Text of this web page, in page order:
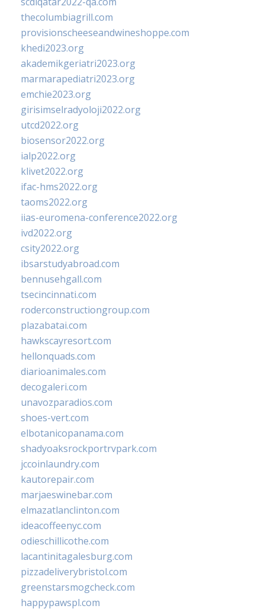
thecolumbiagrill.com
provisionscheeseandwineshoppe.com
khedi2023.org
akademikgeriatri2023.org
marmarapediatri2023.org
emchie2023.org
girisimselradyoloji2022.org
utcd2022.org
biosensor2022.org
ialp2022.org
klivet2022.org
ifac-hms2022.org
taoms2022.org
iias-euromena-conference2022.org
ivd2022.org
csity2022.org
ibsarstudyabroad.com
bennusehgall.com
tsecincinnati.com
roderconstructiongroup.com
plazabatai.com
hawkscayresort.com
hellonquads.com
diarioanimales.com
decogaleri.com
unavozparadios.com
shoes-vert.com
elbotanicopanama.com
shadyoaksrockportrvpark.com
jccoinlaundry.com
kautorepair.com
marjaeswinebar.com
elmazatlanclinton.com
ideacoffeenyc.com
odieschillicothe.com
lacantinitagalesburg.com
pizzadeliverybristol.com
greenstarsmogcheck.com
happypawspl.com